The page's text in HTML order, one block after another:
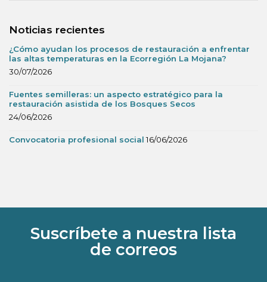
Noticias recientes
¿Cómo ayudan los procesos de restauración a enfrentar
las altas temperaturas en la Ecorregión La Mojana?
30/07/2026
Fuentes semilleras: un aspecto estratégico para la
restauración asistida de los Bosques Secos
24/06/2026
Convocatoria profesional social 16/06/2026
Suscríbete a nuestra lista
de correos